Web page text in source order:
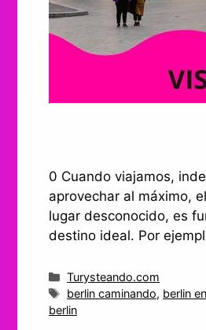
0 Cuando viajamos,
aprovechar al máximo,
lugar desconocido, es
destino ideal. Por
Categorías
Turysteando.com
Etiquetas
berlin caminando, berlin
berlin